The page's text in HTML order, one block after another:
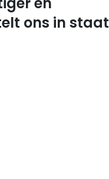
ons in staat